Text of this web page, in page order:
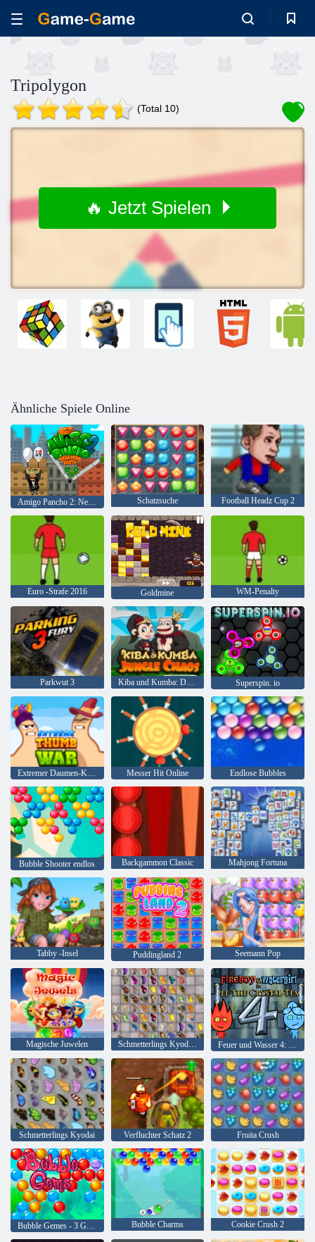
Tripolygon
(Total 10)
🔥 Jetzt Spielen
Ähnliche Spiele Online
Amigo Pancho 2: New York Party Schatzsuche Football Headz Cup 2
Euro -Strafe 2016 Goldmine WM-Penalty
Parkwut 3 Kiba und Kumba: Dschungelchaos Superspin. io
Extremer Daumen-Krieg Messer Hit Online Endlose Bubbles
Bubble Shooter endlos Backgammon Classic Mahjong Fortuna
Tabby -Insel Puddingland 2 Seemann Pop
Magische Juwelen Schmetterlings Kyodai HD Feuer und Wasser 4: Kristalltempel
Schmetterlings Kyodai Verfluchter Schatz 2 Fruita Crush
Bubble Charms Cookie Crush 2